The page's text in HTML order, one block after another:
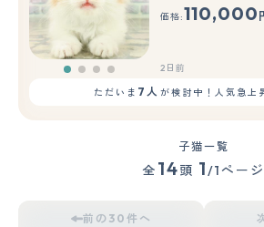
価格:110,000
2日前
ただいま 7人 が検討中！人気急上
子猫一覧
全 14頭 1/1ページ
前の30件へ